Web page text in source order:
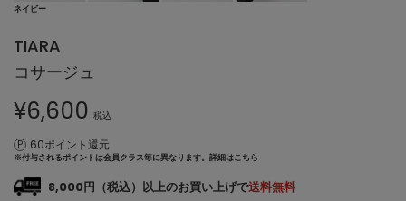
ネイビー
TIARA
コサージュ
¥6,600 税込
60ポイント還元
※付与されるポイントは会員クラス毎に異なります。 詳細はこちら
8,000円（税込）以上のお買い上げで送料無料